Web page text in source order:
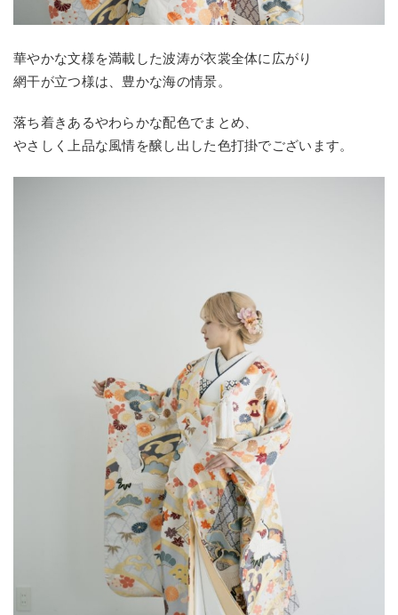
華やかな文様を満載した波涛が衣裳全体に広がり
網干が立つ様は、豊かな海の情景。
落ち着きあるやわらかな配色でまとめ、
やさしく上品な風情を醸し出した色打掛でございます。